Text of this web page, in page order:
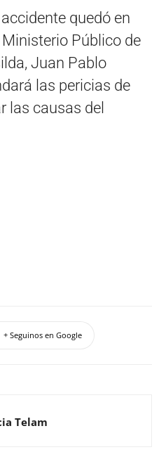
quedó en
Público de
Juan Pablo
las pericias de
las causas del
+ Seguinos en Google
Telam